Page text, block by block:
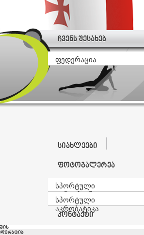
ჩვენს შესახებ
ფედერაცია
სიახლეები
ფოტოგალერეა
სპორტული
ტანვარჯიში
სპორტული
აკრობატიკა
კონტაქტი